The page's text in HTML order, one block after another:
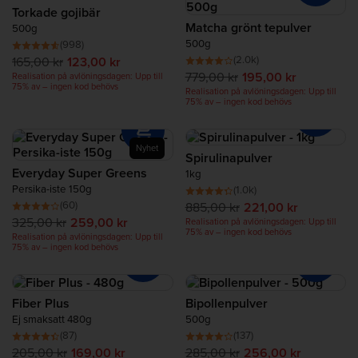
Protein för återhämtning
Complete Food Shake
Proteinsmoothies
Proteinsnacks
Proteinrika livsmedel
Torkade gojibär
500g
(998)
165,00 kr 123,00 kr
Realisation på avlöningsdagen: Upp till
75% av – ingen kod behövs
Matcha grönt tepulver
500g
(2.0k)
779,00 kr 195,00 kr
Realisation på avlöningsdagen: Upp till
75% av – ingen kod behövs
Nyhet
Everyday Super Greens
Persika-iste 150g
(60)
325,00 kr 259,00 kr
Realisation på avlöningsdagen: Upp till
75% av – ingen kod behövs
Spirulinapulver
1kg
(1.0k)
885,00 kr 221,00 kr
Realisation på avlöningsdagen: Upp till
75% av – ingen kod behövs
Fiber Plus
Ej smaksatt 480g
(87)
205,00 kr 169,00 kr
Bipollenpulver
500g
(137)
285,00 kr 256,00 kr